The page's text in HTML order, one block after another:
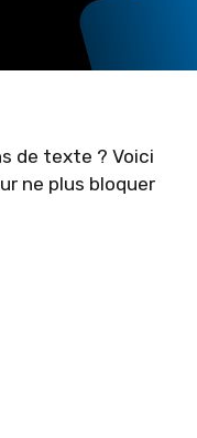
de texte ? Voici
ne plus bloquer